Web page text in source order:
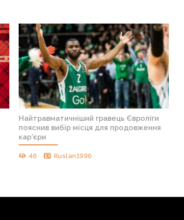
Найтравматичніший гравець Євроліги
пояснив вибір місця для продовження
кар’єри
46 Ruslan1996